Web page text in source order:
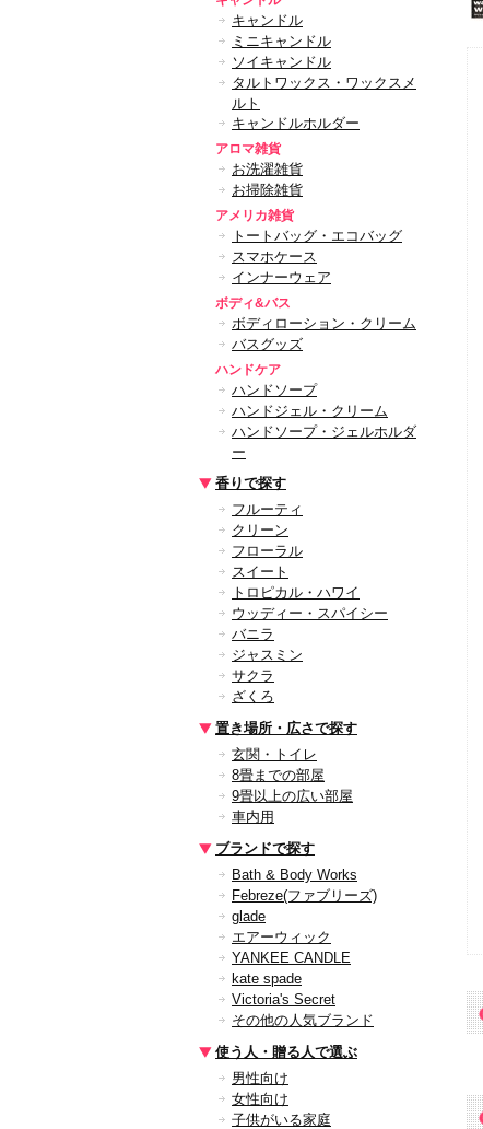
キャンドル
ミニキャンドル
ソイキャンドル
タルトワックス・ワックスメ
ルト
キャンドルホルダー
アロマ雑貨
お洗濯雑貨
お掃除雑貨
アメリカ雑貨
トートバッグ・エコバッグ
スマホケース
インナーウェア
ボディ&バス
ボディローション・クリーム
バスグッズ
ハンドケア
ハンドソープ
ハンドジェル・クリーム
ハンドソープ・ジェルホルダ
ー
香りで探す
フルーティ
クリーン
フローラル
スイート
トロピカル・ハワイ
ウッディー・スパイシー
バニラ
ジャスミン
サクラ
ざくろ
置き場所・広さで探す
玄関・トイレ
8畳までの部屋
9畳以上の広い部屋
車内用
ブランドで探す
Bath & Body Works
Febreze(ファブリーズ)
glade
エアーウィック
YANKEE CANDLE
kate spade
Victoria's Secret
その他の人気ブランド
使う人・贈る人で選ぶ
男性向け
女性向け
子供がいる家庭